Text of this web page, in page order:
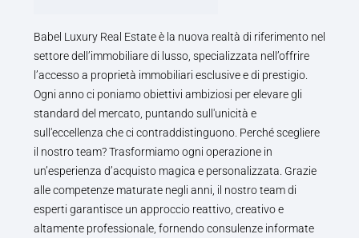
Babel Luxury Real Estate è la nuova realtà di riferimento nel
settore dell’immobiliare di lusso, specializzata nell’offrire
l’accesso a proprietà immobiliari esclusive e di prestigio.
Ogni anno ci poniamo obiettivi ambiziosi per elevare gli
standard del mercato, puntando sull'unicità e
sull'eccellenza che ci contraddistinguono. Perché scegliere
il nostro team? Trasformiamo ogni operazione in
un’esperienza d’acquisto magica e personalizzata. Grazie
alle competenze maturate negli anni, il nostro team di
esperti garantisce un approccio reattivo, creativo e
altamente professionale, fornendo consulenze informate